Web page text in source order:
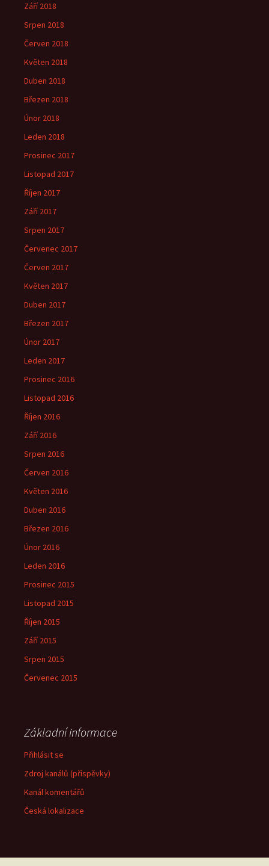
Září 2018
Srpen 2018
Červen 2018
Květen 2018
Duben 2018
Březen 2018
Únor 2018
Leden 2018
Prosinec 2017
Listopad 2017
Říjen 2017
Září 2017
Srpen 2017
Červenec 2017
Červen 2017
Květen 2017
Duben 2017
Březen 2017
Únor 2017
Leden 2017
Prosinec 2016
Listopad 2016
Říjen 2016
Září 2016
Srpen 2016
Červen 2016
Květen 2016
Duben 2016
Březen 2016
Únor 2016
Leden 2016
Prosinec 2015
Listopad 2015
Říjen 2015
Září 2015
Srpen 2015
Červenec 2015
Základní informace
Přihlásit se
Zdroj kanálů (příspěvky)
Kanál komentářů
Česká lokalizace